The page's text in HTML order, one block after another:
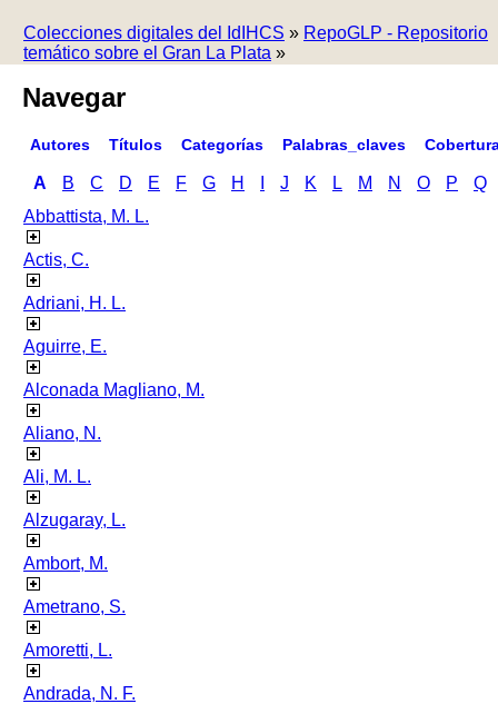
Colecciones digitales del IdIHCS » RepoGLP - Repositorio
temático sobre el Gran La Plata »
Navegar
Autores Títulos Categorías Palabras_claves
A B C D E F G H J K L M N O P
Q
Abbattista, M. L.
Actis, C.
Adriani, H. L.
Aguirre, E.
Alconada Magliano, M.
Aliano, N.
Ali, M. L.
Alzugaray, L.
Ambort, M.
Ametrano, S.
Amoretti, L.
Andrada, N. F.